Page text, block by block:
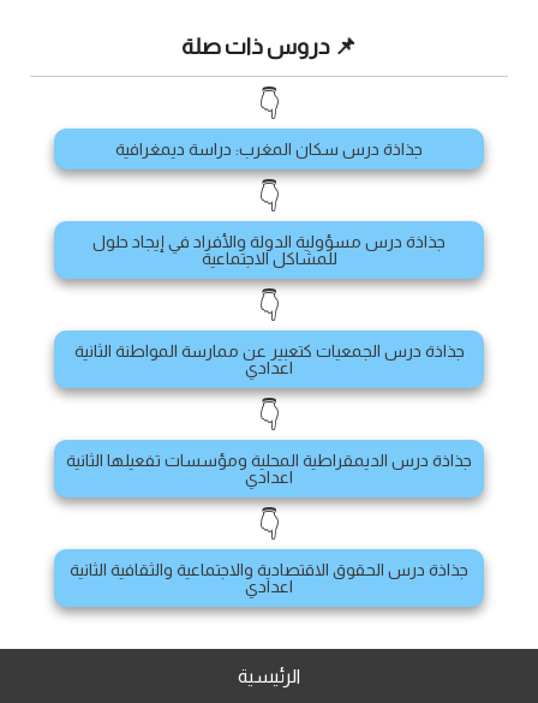
📌 دروس ذات صلة
👇
جذاذة درس سكان المغرب: دراسة ديمغرافية
👇
جذاذة درس مسؤولية الدولة والأفراد في إيجاد حلول
للمشاكل الاجتماعية
👇
جذاذة درس الجمعيات كتعبير عن ممارسة المواطنة الثانية
اعدادي
👇
جذاذة درس الديمقراطية المحلية ومؤسسات تفعيلها الثانية
اعدادي
👇
جذاذة درس الحقوق الاقتصادية والاجتماعية والثقافية الثانية
اعدادي
الرئيسية